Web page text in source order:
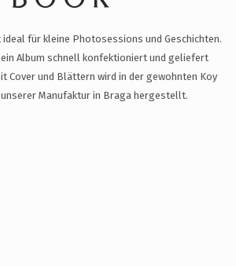
für kleine Photosessions und Geschichten.
Album schnell konfektioniert und geliefert
Cover und Blättern wird in der gewohnten Koy
Manufaktur in Braga hergestellt.